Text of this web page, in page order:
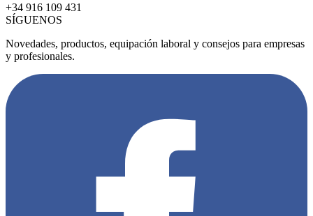
+34 916 109 431
SÍGUENOS
Novedades, productos, equipación laboral y consejos para empresas
y profesionales.